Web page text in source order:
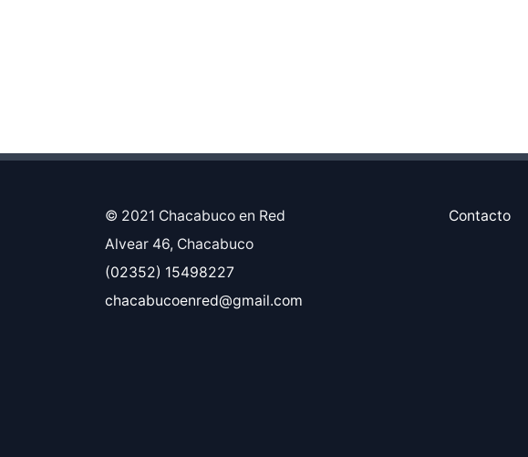
© 2021 Chacabuco en Red
Alvear 46, Chacabuco
(02352) 15498227
chacabucoenred@gmail.com
Contacto